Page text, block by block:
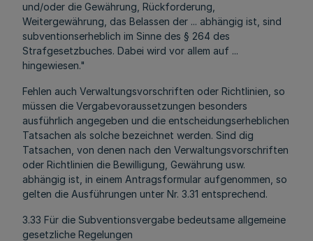
und/oder die Gewährung, Rückforderung,
Weitergewährung, das Belassen der ... abhängig ist, sind
subventionserheblich im Sinne des § 264 des
Strafgesetzbuches. Dabei wird vor allem auf ...
hingewiesen."
Fehlen auch Verwaltungsvorschriften oder Richtlinien, so
müssen die Vergabevoraussetzungen besonders
ausführlich angegeben und die entscheidungserheblichen
Tatsachen als solche bezeichnet werden. Sind dig
Tatsachen, von denen nach den Verwaltungsvorschriften
oder Richtlinien die Bewilligung, Gewährung usw.
abhängig ist, in einem Antragsformular aufgenommen, so
gelten die Ausführungen unter Nr. 3.31 entsprechend.
3.33 Für die Subventionsvergabe bedeutsame allgemeine
gesetzliche Regelungen